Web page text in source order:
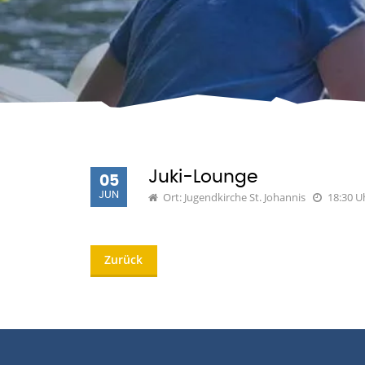
05
JUN
Juki-Lounge
Ort: Jugendkirche St. Johannis 18:30
Zurück